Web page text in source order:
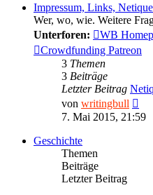
Impressum, Links,
Wer, wo, wie. Weitere
Unterforen:
WB
Crowdfunding Patreon
3 Themen
3 Beiträge
Letzter Beitrag
von writingbull
7. Mai 2015, 21:59
Geschichte
Themen
Beiträge
Letzter Beitrag